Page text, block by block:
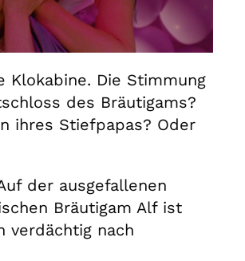
Die Stimmung
des Bräutigams?
ihres Stiefpapas? Oder
der ausgefallenen
Bräutigam Alf ist
verdächtig nach